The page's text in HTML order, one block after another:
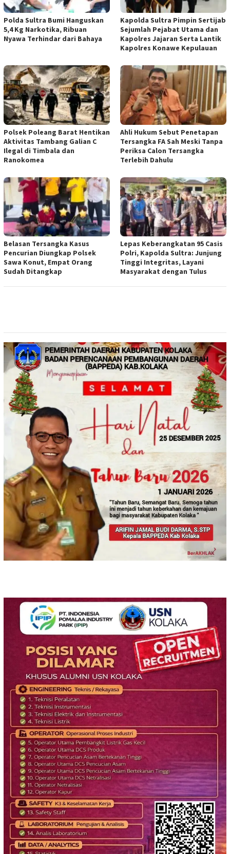
Polda Sultra Bumi Hanguskan
5,4 Kg Narkotika, Ribuan
Nyawa Terhindar dari Bahaya
Kapolda Sultra Pimpin Sertijab
Sejumlah Pejabat Utama dan
Kapolres Jajaran Serta Lantik
Kapolres Konawe Kepulauan
Polsek Poleang Barat Hentikan
Aktivitas Tambang Galian C
Ilegal di Timbala dan
Ranokomea
Ahli Hukum Sebut Penetapan
Tersangka FA Sah Meski Tanpa
Periksa Calon Tersangka
Terlebih Dahulu
Belasan Tersangka Kasus
Pencurian Diungkap Polsek
Sawa Konut, Empat Orang
Sudah Ditangkap
Lepas Keberangkatan 95 Casis
Polri, Kapolda Sultra: Junjung
Tinggi Integritas, Layani
Masyarakat dengan Tulus